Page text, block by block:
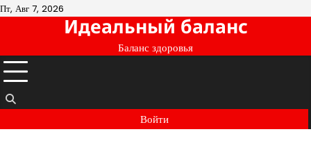
Перейти
Пт, Авг 7, 2026
Идеальный баланс
Баланс здоровья
Войти